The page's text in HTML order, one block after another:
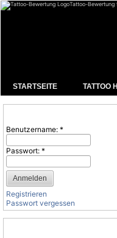
Tattoo-Bewertung
STARTSEITE TATTOO
Benutzername: *
Passwort: *
Registrieren
Passwort vergessen